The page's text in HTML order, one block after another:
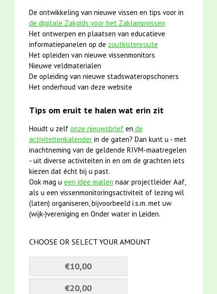
De ontwikkeling van nieuwe vissen en tips voor in
de digitale Zakgids voor het Zaklampvissen
Het ontwerpen en plaatsen van educatieve
informatiepanelen op de zoutkistenroute
Het opleiden van nieuwe vissenmonitors
Nieuwe veldmaterialen
De opleiding van nieuwe stadswateropschoners
Het onderhoud van deze website
Tips om eruit te halen wat erin zit
Houdt u zelf onze nieuwsbrief en de
activiteitenkalender in de gaten? Dan kunt u - met
inachtneming van de geldende RIVM-maatregelen
- uit diverse activiteiten in en om de grachten iets
kiezen dat écht bij u past.
Ook mag u een idee mailen naar projectleider Aaf,
als u een vissenmonitoringsactiviteit of lezing wil
(laten) organiseren, bijvoorbeeld i.s.m. met uw
(wijk-)vereniging en Onder water in Leiden.
CHOOSE OR SELECT YOUR AMOUNT
€10,00
€20,00